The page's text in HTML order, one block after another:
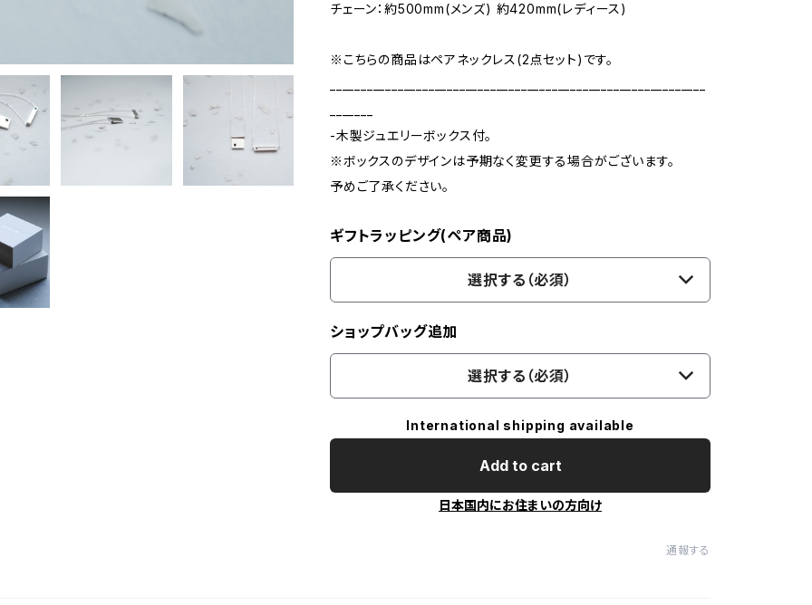
チェーン：約500mm(メンズ) 約420mm(レディース)
※こちらの商品はペアネックレス(2点セット)です。
-木製ジュエリーボックス付。
※ボックスのデザインは予期なく変更する場合がございます。
予めご了承ください。
ギフトラッピング(ペア商品)
選択する（必須）
ショップバッグ追加
選択する（必須）
International shipping available
Add to cart
日本国内にお住まいの方向け
通報する